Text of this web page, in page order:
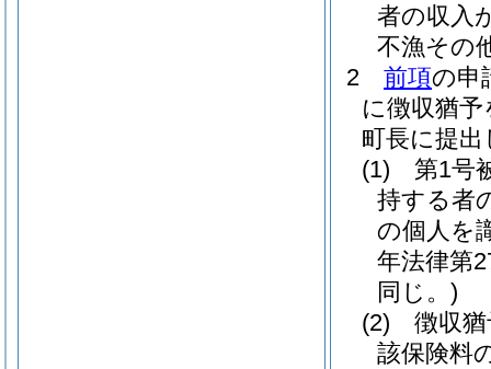
者の収入
不漁その
2
前項の申
に徴収猶
町長に提
(1)
第1号
持する者
の個人を
年法律第
同じ。)
(2)
徴収
該保険料